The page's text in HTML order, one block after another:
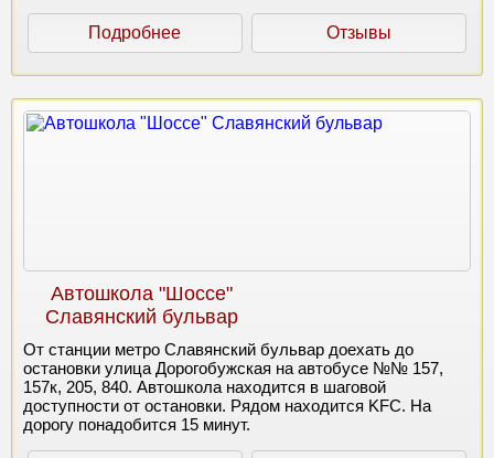
Подробнее Отзывы
Автошкола "Шоссе"
Славянский бульвар
От станции метро Славянский бульвар доехать до
остановки улица Дорогобужская на автобусе №№ 157,
157к, 205, 840. Автошкола находится в шаговой
доступности от остановки. Рядом находится KFC. На
дорогу понадобится 15 минут.